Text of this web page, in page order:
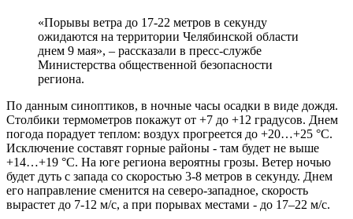
«Порывы ветра до 17-22 метров в секунду
ожидаются на территории Челябинской области
днем 9 мая», – рассказали в пресс-службе
Министерства общественной безопасности
региона.
По данным синоптиков, в ночные часы осадки в виде дождя.
Столбики термометров покажут от +7 до +12 градусов. Днем
погода порадует теплом: воздух прогреется до +20…+25 °C.
Исключение составят горные районы - там будет не выше
+14…+19 °C. На юге региона вероятны грозы. Ветер ночью
будет дуть с запада со скоростью 3-8 метров в секунду. Днем
его направление сменится на северо-западное, скорость
вырастет до 7-12 м/с, а при порывах местами - до 17–22 м/с.